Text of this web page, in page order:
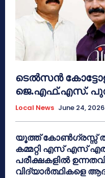
ടെൽസൻ
ജെ.എഫ്.എസ്.
Local News June 24, 2026
യൂത്ത് കോൺഗ്രസ്സ്
കമ്മറ്റി എസ് എസ്
പരീക്ഷകളിൽ
വിദ്യാർത്ഥികളെ